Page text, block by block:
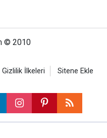
© 2010
Gizlilik İlkeleri Sitene Ekle